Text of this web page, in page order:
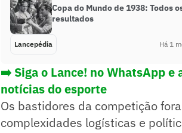
Copa do Mundo de 1938: Todos
resultados
Lancepédia Há 1
➡️ Siga o Lance! no WhatsApp
notícias do esporte
Os bastidores da competição
complexidades logísticas e